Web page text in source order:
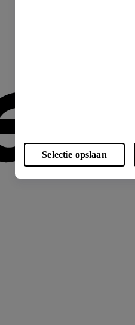
Selectie opslaan